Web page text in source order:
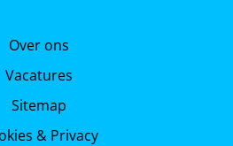
Over ons
Vacatures
Sitemap
& Privacy